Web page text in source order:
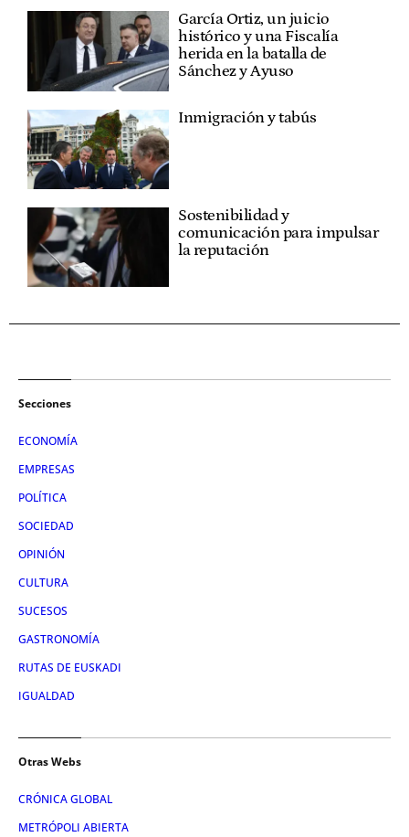
García Ortiz, un juicio
histórico y una Fiscalía
herida en la batalla de
Sánchez y Ayuso
Inmigración y tabús
Sostenibilidad y
comunicación para impulsar
la reputación
Secciones
ECONOMÍA
EMPRESAS
POLÍTICA
SOCIEDAD
OPINIÓN
CULTURA
SUCESOS
GASTRONOMÍA
RUTAS DE EUSKADI
IGUALDAD
Otras Webs
CRÓNICA GLOBAL
METRÓPOLI ABIERTA